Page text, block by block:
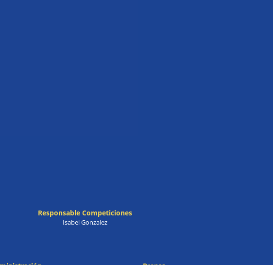
Responsable Competiciones
Isabel Gonzalez